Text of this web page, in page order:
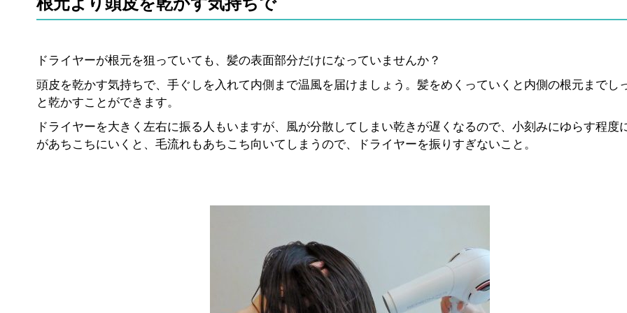
ドライヤーが根元を狙っていても、髪の表面部分だけになっていませんか？
頭皮を乾かす気持ちで、手ぐしを入れて内側まで温風を届けましょう。髪をめくっていくと内側の根元までし
と乾かすことができます。
ドライヤーを大きく左右に振る人もいますが、風が分散してしまい乾きが遅くなるので、小刻みにゆらす程度
があちこちにいくと、毛流れもあちこち向いてしまうので、ドライヤーを振りすぎないこと。